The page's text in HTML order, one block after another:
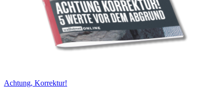
Achtung, Korrektur!